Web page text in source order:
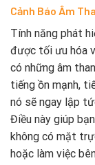
Cảnh Báo Âm
Tính năng phát
được tối ưu hóa
có những âm
tiếng ồn mạnh,
nó sẽ ngay lập
Điều này giúp
không có mặt
hoặc làm việc